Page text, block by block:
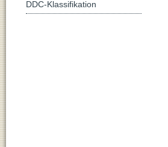
DDC-Klassifikation